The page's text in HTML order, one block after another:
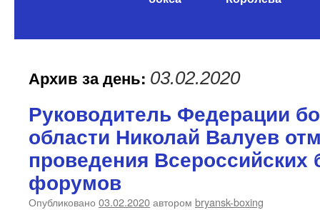
Архив за день: 03.02.2020
Руководитель Федерации
области Николай Валуев
проведения Всероссийских
форумов
Опубликовано 03.02.2020автором bryansk-boxing